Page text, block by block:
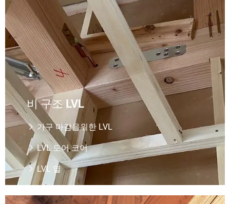
비 구조 LVL
 가구 마감을위한 LVL
LVL 도어 코어
LVL 열